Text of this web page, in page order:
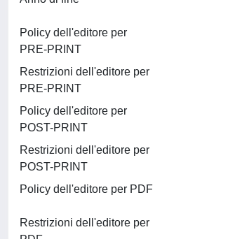
Policy dell'editore per
PRE-PRINT
Restrizioni dell'editore per
PRE-PRINT
Policy dell'editore per
POST-PRINT
Restrizioni dell'editore per
POST-PRINT
Policy dell'editore per PDF
Restrizioni dell'editore per